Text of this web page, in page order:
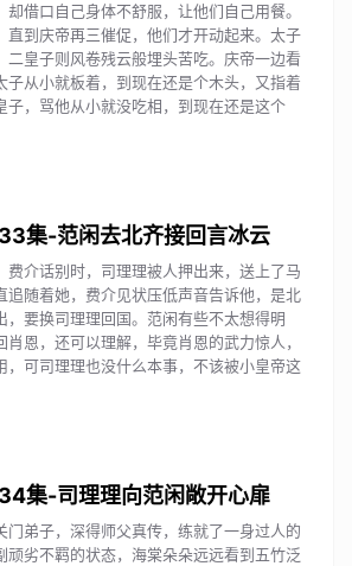
却借口自己身体不舒服，让他们自己用餐。
直到庆帝再三催促，他们才开动起来。太子
二皇子则风卷残云般埋头苦吃。庆帝一边看
子从小就板着，到现在还是个木头，又指着
子，骂他从小就没吃相，到现在还是这个
33集-范闲去北齐接回言冰云
费介话别时，司理理被人押出来，送上了马
追随着她，费介见状压低声音告诉他，是北
，要换司理理回国。范闲有些不太想得明
肖恩，还可以理解，毕竟肖恩的武力惊人，
，可司理理也没什么本事，不该被小皇帝这
34集-司理理向范闲敞开心扉
门弟子，深得师父真传，练就了一身过人的
顽劣不羁的状态，海棠朵朵远远看到五竹泛